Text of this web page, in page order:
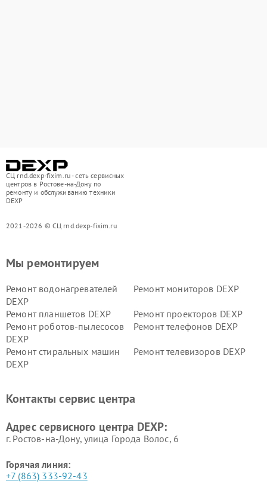
СЦ rnd.dexp-fixim.ru - сеть сервисных
центров в Ростове-на-Дону по
ремонту и обслуживанию техники
DEXP
2021-2026 © СЦ rnd.dexp-fixim.ru
Мы ремонтируем
Ремонт водонагревателей
DEXP
Ремонт мониторов DEXP
Ремонт планшетов DEXP
Ремонт проекторов DEXP
Ремонт роботов-пылесосов
DEXP
Ремонт телефонов DEXP
Ремонт стиральных машин
DEXP
Ремонт телевизоров DEXP
Ремонт серверов DEXP
Ремонт мини пк DEXP
Контакты сервис центра
Адрес сервисного центра DEXP:
г. Ростов-на-Дону, улица Города Волос, 6
Горячая линия:
+7 (863) 333-92-43